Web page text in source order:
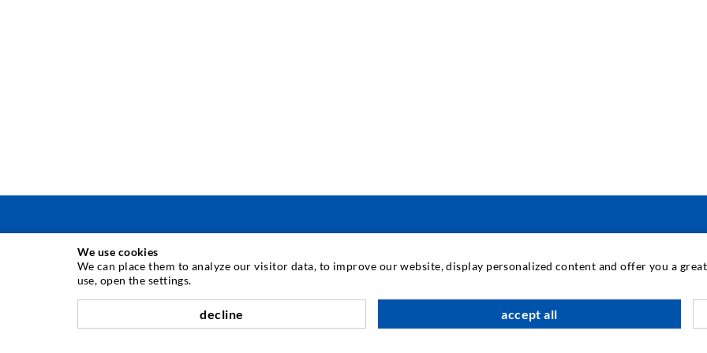
INJEKTIONSTECHNIK
Rissinjektion
Horizontalabdichtung
INDUSTRIETECHNIK
Entwicklung/Konstruktion
We use cookies
We can place them to analyze our visitor data, to improve our website, display personalized content and offer you a
use, open the settings.
decline accept all